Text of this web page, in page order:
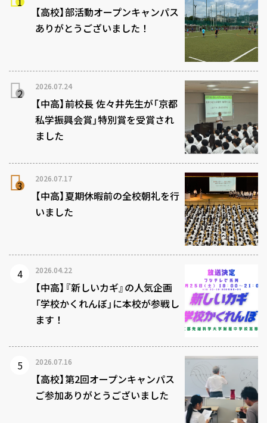
【高校】部活動オープンキャンパス
ありがとうございました！
2026.07.24
【中高】前校長 佐々井先生が「京都
私学振興会賞」特別賞を受賞され
ました
2026.07.17
【中高】夏期休暇前の全校朝礼を行
いました
2026.04.22
【中高】『新しいカギ』の人気企画
「学校かくれんぼ」に本校が参戦し
ます！
2026.07.16
【高校】第2回オープンキャンパス
ご参加ありがとうございました